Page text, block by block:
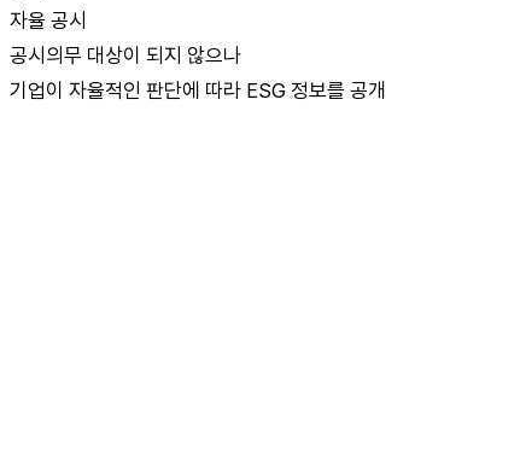
자율 공시
공시의무 대상이 되지 않으나
기업이 자율적인 판단에 따라 ESG 정보를 공개